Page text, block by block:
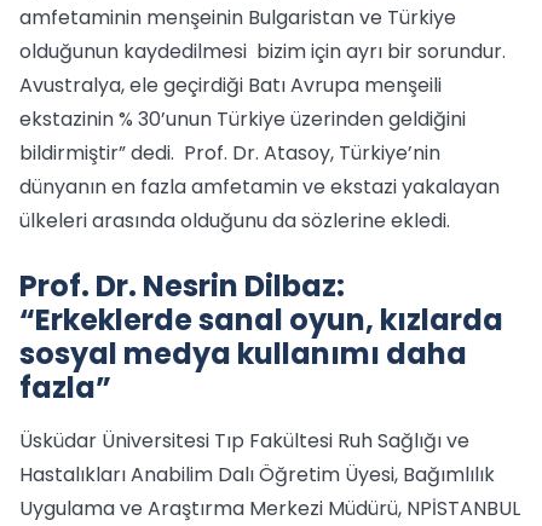
amfetaminin menşeinin Bulgaristan ve Türkiye
olduğunun kaydedilmesi bizim için ayrı bir sorundur.
Avustralya, ele geçirdiği Batı Avrupa menşeili
ekstazinin % 30’unun Türkiye üzerinden geldiğini
bildirmiştir” dedi. Prof. Dr. Atasoy, Türkiye’nin
dünyanın en fazla amfetamin ve ekstazi yakalayan
ülkeleri arasında olduğunu da sözlerine ekledi.
Prof. Dr. Nesrin Dilbaz:
“Erkeklerde sanal oyun, kızlarda
sosyal medya kullanımı daha
fazla”
Üsküdar Üniversitesi Tıp Fakültesi Ruh Sağlığı ve
Hastalıkları Anabilim Dalı Öğretim Üyesi, Bağımlılık
Uygulama ve Araştırma Merkezi Müdürü, NPİSTANBUL